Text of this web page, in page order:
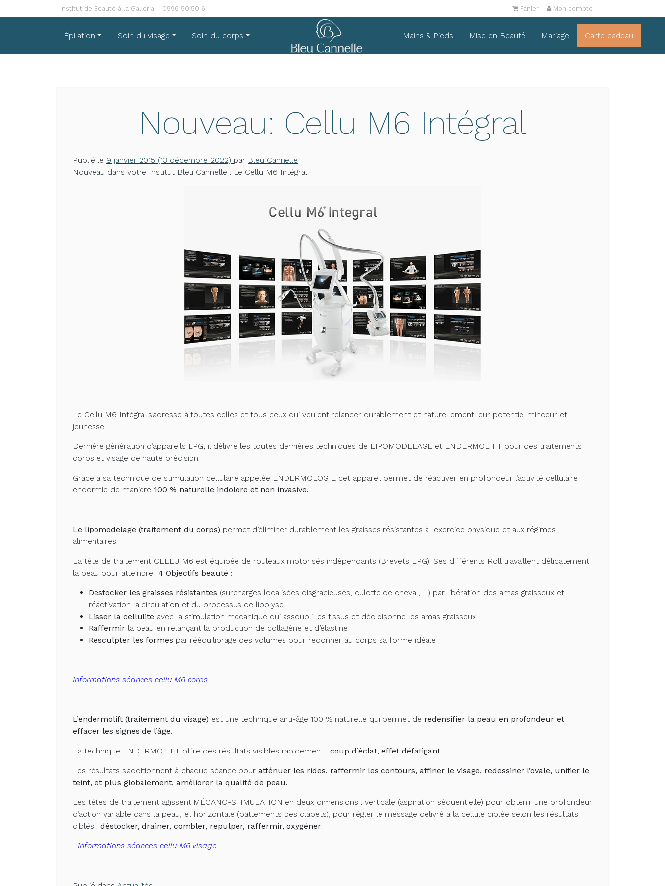
Passer au contenuInstitut de Beauté à la Galleria 0596 50 50 61 Panier Mon compte
Épilation Soin du visage Soin du corps Mains & Pieds Mise en Beauté Mariage Carte cadeau
Nouveau: Cellu M6 Intégral
Publié le 9 janvier 2015 (13 décembre 2022) par Bleu Cannelle
Nouveau dans votre Institut Bleu Cannelle : Le Cellu M6 Intégral.
Le Cellu M6 Intégral s’adresse à toutes celles et tous ceux qui veulent relancer durablement et naturellement leur potentiel minceur et
jeunesse
Dernière génération d’appareils LPG, il délivre les toutes dernières techniques de LIPOMODELAGE et ENDERMOLIFT pour des traitements
corps et visage de haute précision.
Grace à sa technique de stimulation cellulaire appelée ENDERMOLOGIE cet appareil permet de réactiver en profondeur l’activité cellulaire
endormie de manière 100 % naturelle indolore et non invasive.
Le lipomodelage (traitement du corps) permet d’éliminer durablement les graisses résistantes à l’exercice physique et aux régimes
alimentaires.
La tête de traitement CELLU M6 est équipée de rouleaux motorisés indépendants (Brevets LPG). Ses différents Roll travaillent délicatement
la peau pour atteindre 4 Objectifs beauté :
Destocker les graisses résistantes (surcharges localisées disgracieuses, culotte de cheval,… ) par libération des amas graisseux et
réactivation la circulation et du processus de lipolyse
Lisser la cellulite avec la stimulation mécanique qui assoupli les tissus et décloisonne les amas graisseux
Raffermir la peau en relançant la production de collagène et d’élastine
Resculpter les formes par rééquilibrage des volumes pour redonner au corps sa forme idéale
Informations séances cellu M6 corps
L’endermolift (traitement du visage) est une technique anti-âge 100 % naturelle qui permet de redensifier la peau en profondeur et
effacer les signes de l’âge.
La technique ENDERMOLIFT offre des résultats visibles rapidement : coup d’éclat, effet défatigant.
Les résultats s’additionnent à chaque séance pour atténuer les rides, raffermir les contours, affiner le visage, redessiner l’ovale, unifier le
teint, et plus globalement, améliorer la qualité de peau.
Les têtes de traitement agissent MÉCANO-STIMULATION en deux dimensions : verticale (aspiration séquentielle) pour obtenir une profondeur
d’action variable dans la peau, et horizontale (battements des clapets), pour régler le message délivré à la cellule ciblée selon les résultats
ciblés : déstocker, drainer, combler, repulper, raffermir, oxygéner.
Informations séances cellu M6 visage